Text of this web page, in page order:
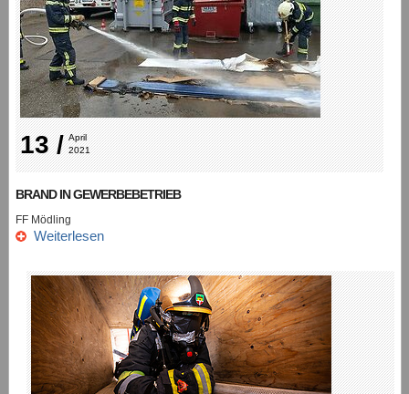
13 / April
2021
BRAND IN GEWERBEBETRIEB
FF Mödling
Weiterlesen